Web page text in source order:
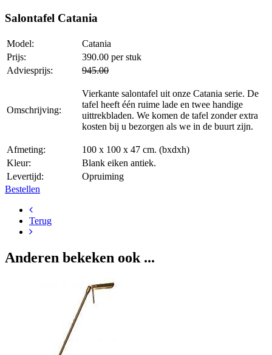
Salontafel Catania
Model:
Catania
Prijs:
390.00 per stuk
Adviesprijs:
945.00
Omschrijving:
Vierkante salontafel uit onze Catania serie. De
tafel heeft één ruime lade en twee handige
uittrekbladen. We komen de tafel zonder extra
kosten bij u bezorgen als we in de buurt zijn.
Afmeting:
100 x 100 x 47 cm. (bxdxh)
Kleur:
Blank eiken antiek.
Levertijd:
Opruiming
Bestellen
Terug
Anderen bekeken ook ...